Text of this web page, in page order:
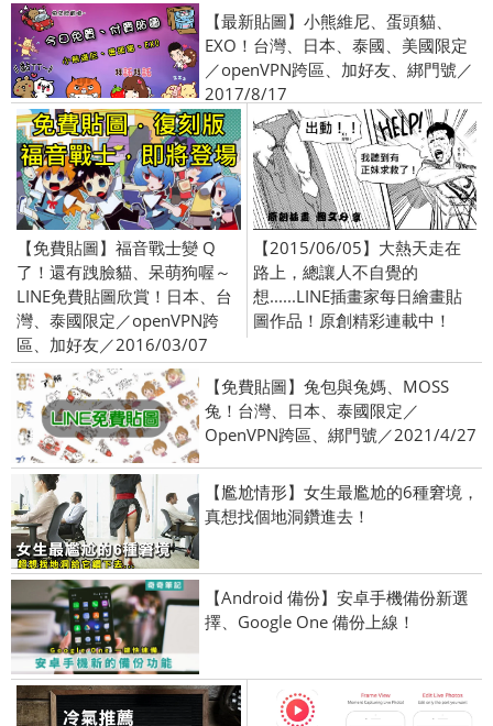
【最新貼圖】小熊維尼、蛋頭貓、
EXO！台灣、日本、泰國、美國限定
／openVPN跨區、加好友、綁門號／
2017/8/17
【免費貼圖】福音戰士變 Q
了！還有跩臉貓、呆萌狗喔～
LINE免費貼圖欣賞！日本、台
灣、泰國限定／openVPN跨
區、加好友／2016/03/07
【2015/06/05】大熱天走在
路上，總讓人不自覺的
想......LINE插畫家每日繪畫貼
圖作品！原創精彩連載中！
【免費貼圖】兔包與兔媽、MOSS
兔！台灣、日本、泰國限定／
OpenVPN跨區、綁門號／2021/4/27
【尷尬情形】女生最尷尬的6種窘境，
真想找個地洞鑽進去！
【Android 備份】安卓手機備份新選
擇、Google One 備份上線！